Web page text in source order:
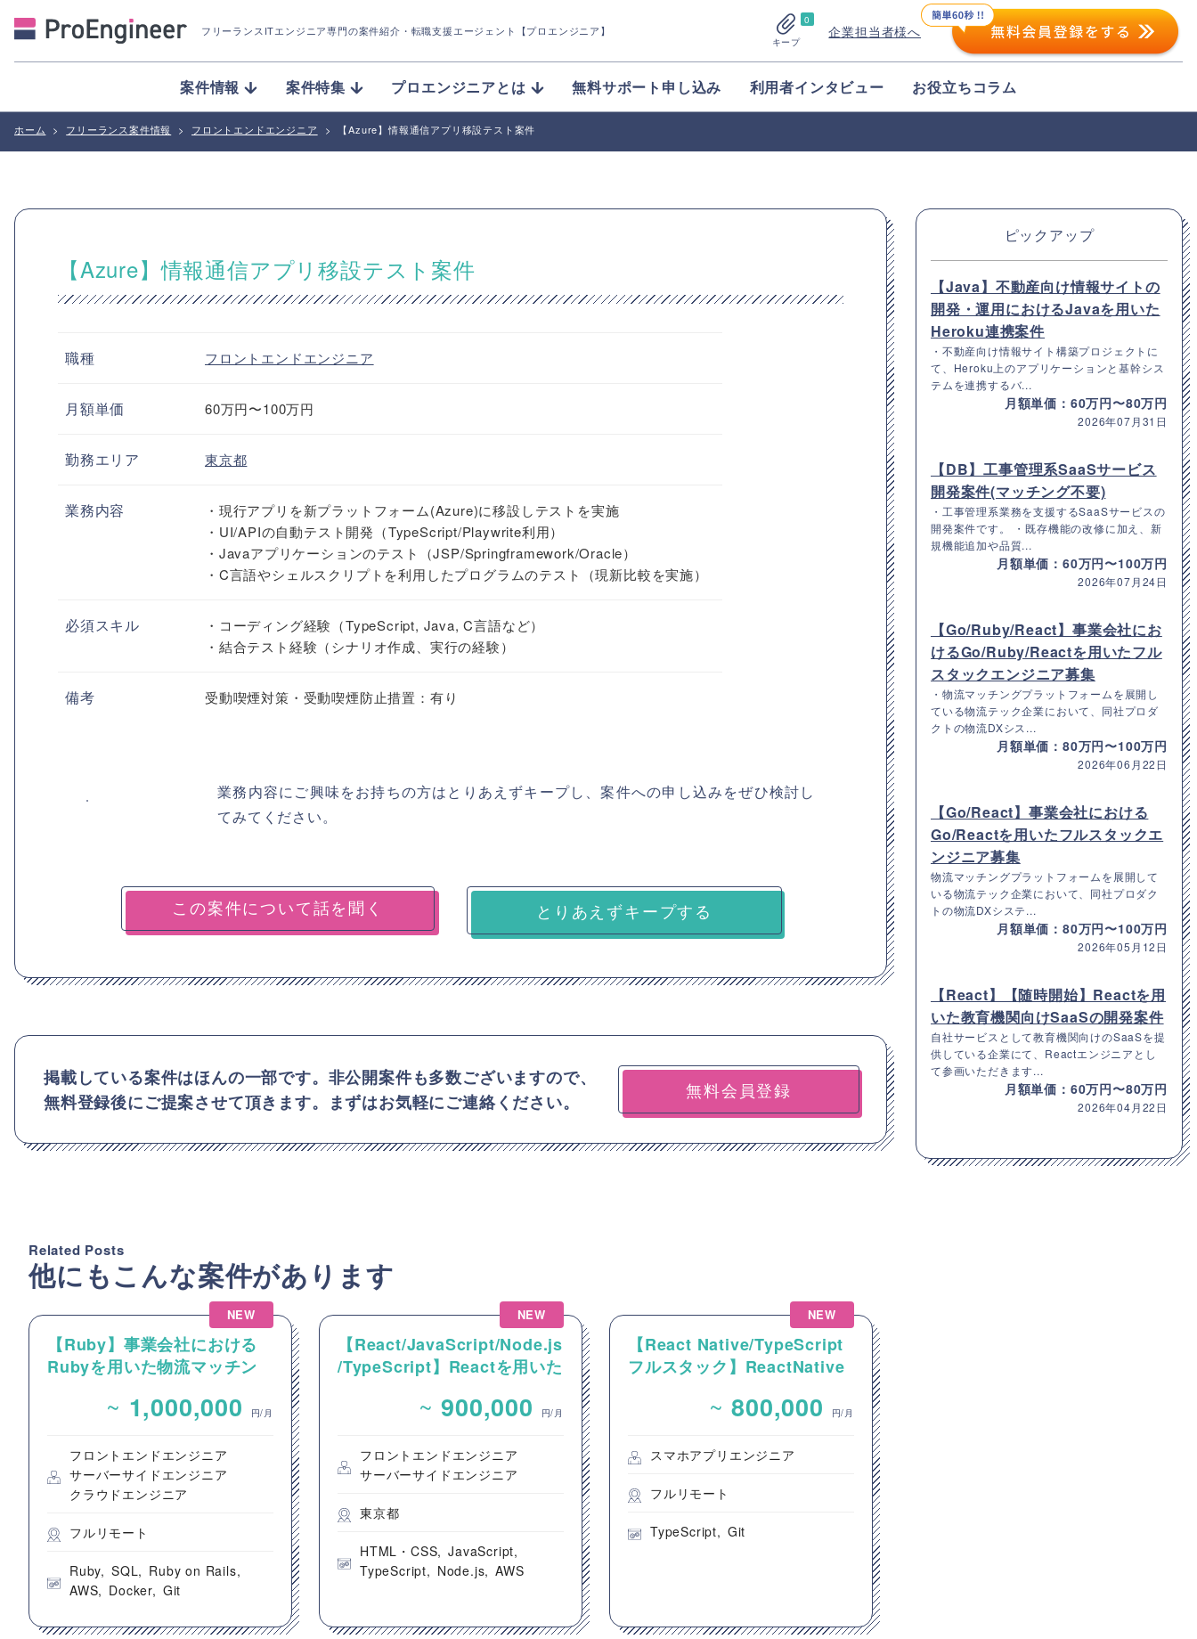
フリーランスITエンジニア専門の案件紹介 ・転職支援エージェント【プロエンジニア】
0
キープ
企業担当者様へ
案件情報 案件特集 プロエンジニアとは 無料サポート申し込み 利用者インタビュー お役立ちコラム
ホーム > フリーランス案件情報 > フロントエンドエンジニア > 【Azure】情報通信アプリ移設テスト案件
【Azure】情報通信アプリ移設テスト案件
職種 フロントエンドエンジニア
月額単価 60万円〜100万円
勤務エリア 東京都
業務内容
・現行アプリを新プラットフォーム(Azure)に移設しテストを実施
・UI/APIの自動テスト開発（TypeScript/Playwrite利用）
・Javaアプリケーションのテスト（JSP/Springframework/Oracle）
・C言語やシェルスクリプトを利用したプログラムのテスト（現新比較を実施）
必須スキル
・コーディング経験（TypeScript, Java, C言語など）
・結合テスト経験（シナリオ作成、実行の経験）
備考 受動喫煙対策・受動喫煙防止措置：有り
業務内容にご興味をお持ちの方はとりあえずキープし、案件への申し込みをぜひ検討し
てみてください。
とりあえずキープする
掲載している案件はほんの一部です。非公開案件も多数ございますので、
無料登録後にご提案させて頂きます。まずはお気軽にご連絡ください。
無料会員登録
Related Posts
他にもこんな案件があります
NEW
【Ruby】事業会社における
Rubyを用いた物流マッチン
エンドエンジニア募集
~ 1,000,000 円/月
フロントエンドエンジニア
サーバーサイドエンジニア
クラウドエンジニア
フルリモート
Ruby SQL
Ruby on Rails
AWS
Docker Git
NEW
【React/JavaScript/Node.js
/TypeScript】Reactを用いた
のフロントエンド開発案件
~ 900,000 円/月
フロントエンドエンジニア
サーバーサイドエンジニア
東京都
HTML・CSS
JavaScript
TypeScript
Node.js AWS
NEW
【React Native/TypeScript
フルスタック】ReactNative
~ 800,000 円/月
スマホアプリエンジニア
フルリモート
TypeScript Git
ピックアップ
【Java】不動産向け情報サイトの
開発・運用におけるJavaを用いた
Heroku連携案件
・不動産向け情報サイト構築プロジェクトに
て、Heroku上のアプリケーションと基幹シス
テムを連携するバ...
月額単価：60万円〜80万円
2026年07月31日
【DB】工事管理系SaaSサービス
開発案件(マッチング不要)
・工事管理系業務を支援するSaaSサービスの
開発案件です。 ・既存機能の改修に加え、新
規機能追加や品質...
月額単価：60万円〜100万円
2026年07月24日
【Go/Ruby/React】事業会社にお
けるGo/Ruby/Reactを用いたフル
スタックエンジニア募集
・物流マッチングプラットフォームを展開し
ている物流テック企業において、同社プロダ
クトの物流DXシス...
月額単価：80万円〜100万円
2026年06月22日
【Go/React】事業会社における
Go/Reactを用いたフルスタックエ
ンジニア募集
物流マッチングプラットフォームを展開して
いる物流テック企業において、同社プロダク
トの物流DXシステ...
月額単価：80万円〜100万円
2026年05月12日
【React】【随時開始】Reactを用
いた教育機関向けSaaSの開発案件
自社サービスとして教育機関向けのSaaSを提
供している企業にて、Reactエンジニアとし
て参画いただきます...
月額単価：60万円〜80万円
2026年04月22日